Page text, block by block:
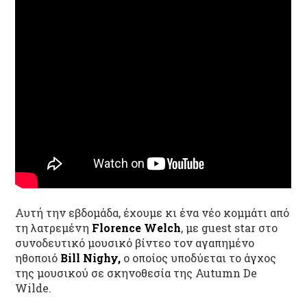
Αυτή την εβδομάδα, έχουμε κι ένα νέο κομμάτι από
τη λατρεμένη Florence Welch, με guest star στο
συνοδευτικό μουσικό βίντεο τον αγαπημένο
ηθοποιό Bill Nighy, ο οποίος υποδύεται το άγχος
τηςμουσικού σε σκηνοθεσία της Autumn De
Wilde.